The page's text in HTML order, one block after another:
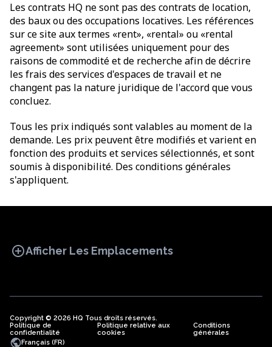
Les contrats HQ ne sont pas des contrats de location,
des baux ou des occupations locatives. Les références
sur ce site aux termes «rent», «rental» ou «rental
agreement» sont utilisées uniquement pour des
raisons de commodité et de recherche afin de décrire
les frais des services d'espaces de travail et ne
changent pas la nature juridique de l'accord que vous
concluez.
Tous les prix indiqués sont valables au moment de la
demande. Les prix peuvent être modifiés et varient en
fonction des produits et services sélectionnés, et sont
soumis à disponibilité. Des conditions générales
s'appliquent.
add_circleAfficher Les Emplacements
BUREAU COWORKING
BUREAUX
Copyright © 2026 HQ Tous droits réservés.
Politique de
confidentialité
Politique relative aux
cookies
Conditions
générales
publicFrançais (FR)